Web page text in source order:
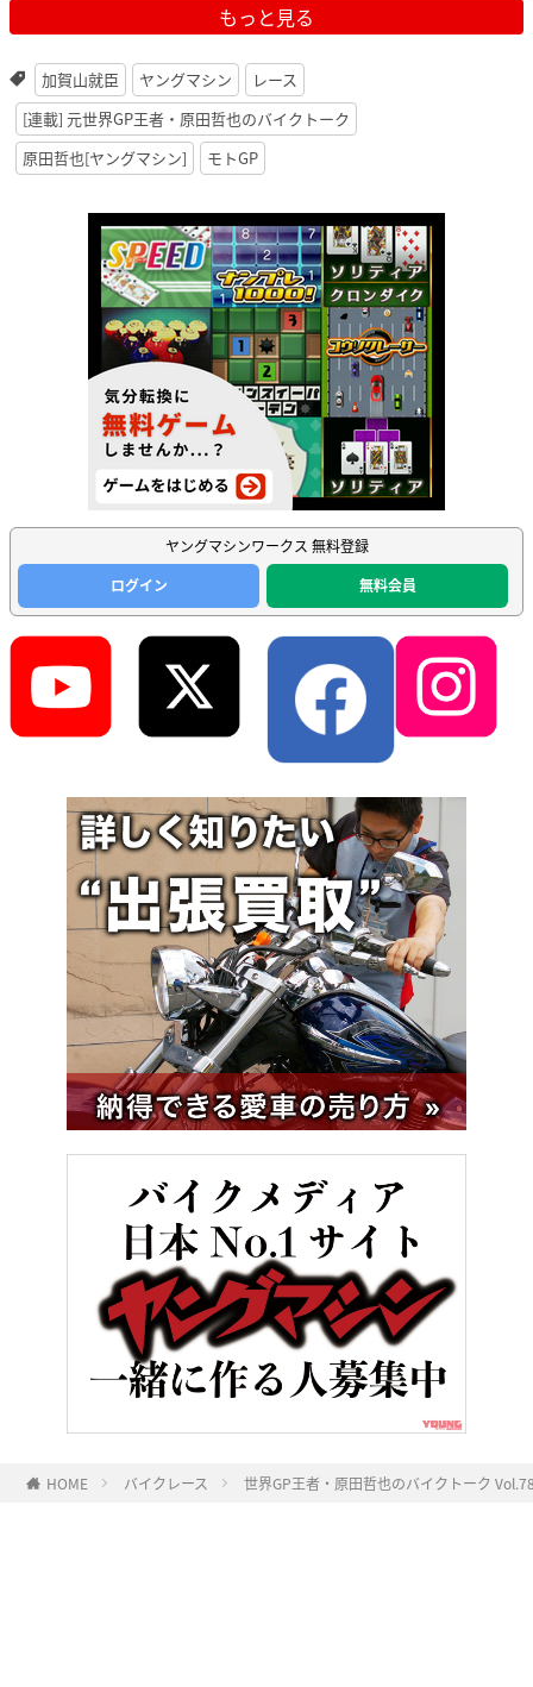
もっと見る
加賀山就臣 ヤングマシン
レース
[連載] 元世界GP王者・原田哲也のバイクトーク
原田哲也[ヤングマシン]
モトGP
ヤングマシンワークス 無料登録
ログイン
無料会員
HOME バイクレース 世界GP王者・原田哲也のバイクトーク